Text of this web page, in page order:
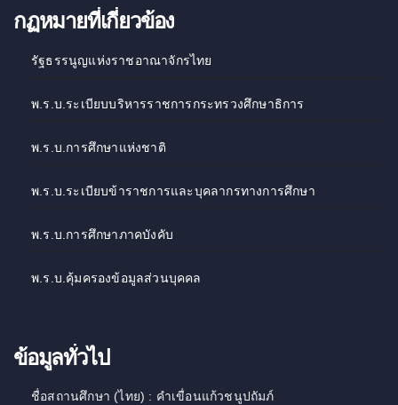
กฏหมายที่เกี่ยวข้อง
รัฐธรรนูญแห่งราชอาณาจักรไทย
พ.ร.บ.ระเบียบบริหารราชการกระทรวงศึกษาธิการ
พ.ร.บ.การศึกษาแห่งชาติ
พ.ร.บ.ระเบียบข้าราชการและบุคลากรทางการศึกษา
พ.ร.บ.การศึกษาภาคบังคับ
พ.ร.บ.คุ้มครองข้อมูลส่วนบุคคล
ข้อมูลทั่วไป
ชื่อสถานศึกษา (ไทย) : คำเขื่อนแก้วชนูปถัมภ์